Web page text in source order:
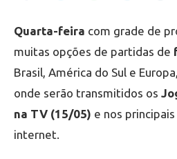
Quarta-feira com grade de
muitas opções de partidas de
Brasil, América do Sul e
onde serão transmitidos os
na TV (15/05) e nos
internet.